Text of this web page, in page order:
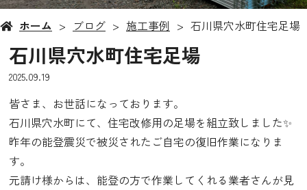
ホーム ブログ 施工事例 石川県穴水町住宅足場
石川県穴水町住宅足場
2025.09.19
皆さま、お世話になっております。
石川県穴水町にて、住宅改修用の足場を組立致しました✨
昨年の能登震災で被災されたご自宅の復旧作業になりま
す。
元請け様からは、能登の方で作業してくれる業者さんが見